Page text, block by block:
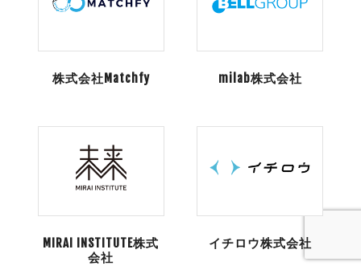
株式会社Matchfy milab株式会社
MIRAI INSTITUTE株式
会社
イチロウ株式会社